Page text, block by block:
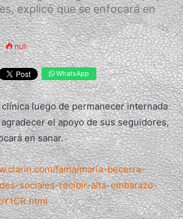
explicó que se enfocará en
null
WhatsApp
luego de permanecer internada
el apoyo de sus seguidores,
en sanar.
fama/maria-becerra-
sociales-recibir-alta-embarazo-